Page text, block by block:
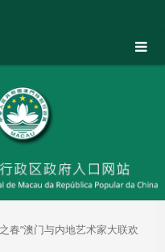
春”澳门与内地艺术家大联欢